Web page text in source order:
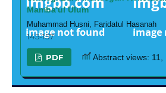
Mamba'ul Ulum
Muhammad Husni, Faridatul Hasanah
145-157
PDF Abstract views: 11,